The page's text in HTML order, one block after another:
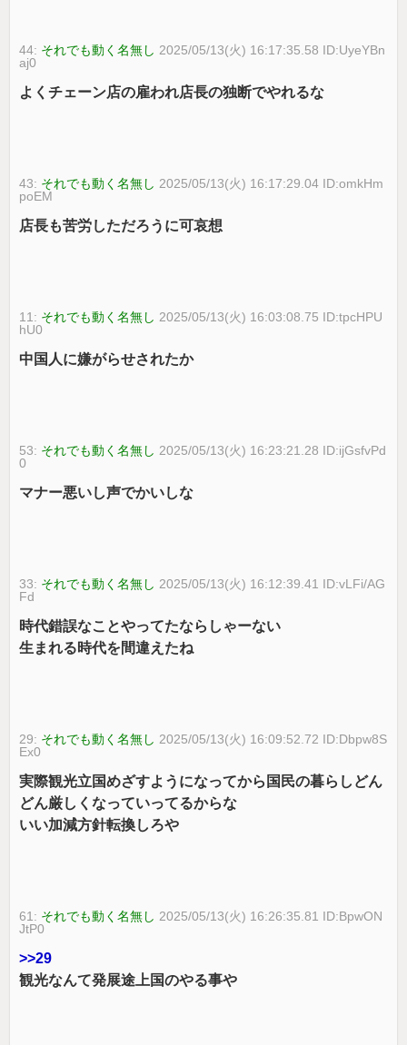
44: それでも動く名無し 2025/05/13(火) 16:17:35.58 ID:UyeYBn
aj0
よくチェーン店の雇われ店長の独断でやれるな
43: それでも動く名無し 2025/05/13(火) 16:17:29.04 ID:omkHm
poEM
店長も苦労しただろうに可哀想
11: それでも動く名無し 2025/05/13(火) 16:03:08.75 ID:tpcHPU
hU0
中国人に嫌がらせされたか
53: それでも動く名無し 2025/05/13(火) 16:23:21.28 ID:ijGsfvPd
0
マナー悪いし声でかいしな
33: それでも動く名無し 2025/05/13(火) 16:12:39.41 ID:vLFi/AG
Fd
時代錯誤なことやってたならしゃーない
生まれる時代を間違えたね
29: それでも動く名無し 2025/05/13(火) 16:09:52.72 ID:Dbpw8S
Ex0
実際観光立国めざすようになってから国民の暮らしどん
どん厳しくなっていってるからな
いい加減方針転換しろや
61: それでも動く名無し 2025/05/13(火) 16:26:35.81 ID:BpwON
JtP0
>>29
観光なんて発展途上国のやる事や